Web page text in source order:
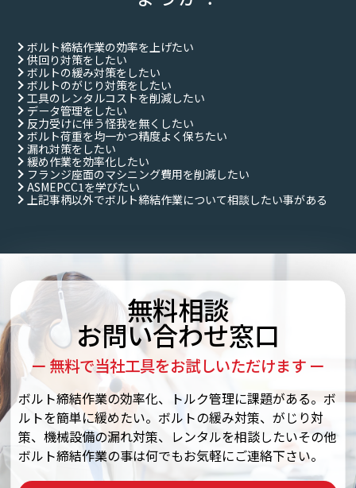
ボルト締結作業の効率を上げたい
供回り対策をしたい
ボルトの緩み対策をしたい
ボルトのがじり対策をしたい
工具のレンタルコストを削減したい
データ管理をしたい
反力受けに伴う怪我を無くしたい
ボルト荷重を均一かつ精度よく保ちたい
漏れ対策をしたい
緩め作業を効率化したい
フランジ座面のマシニング費用を削減したい
ASMEPCC1を学びたい
上記事柄以外でボルト締結作業について相談したい事がある
無料相談
お問い合わせ窓口
ー 無料で当社工具をお試しいただけます ー
ボルト締結作業の効率化、トルク管理に課題がある。ボ
ルトを簡単に緩めたい。ボルトの緩み対策、がじり対
策、機械設備の漏れ対策、レンタルを相談したいその他
ボルト締結作業の事は何でもお気軽にご連絡下さい。